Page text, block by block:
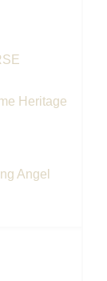
Heritage
Angel